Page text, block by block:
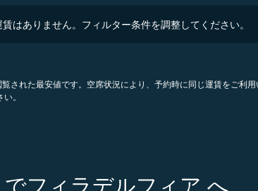
はありません。フィルター条件を調整してください。
された最安値です。空席状況により、予約時に同じ運賃をご利
。
フィラデルフィア へ